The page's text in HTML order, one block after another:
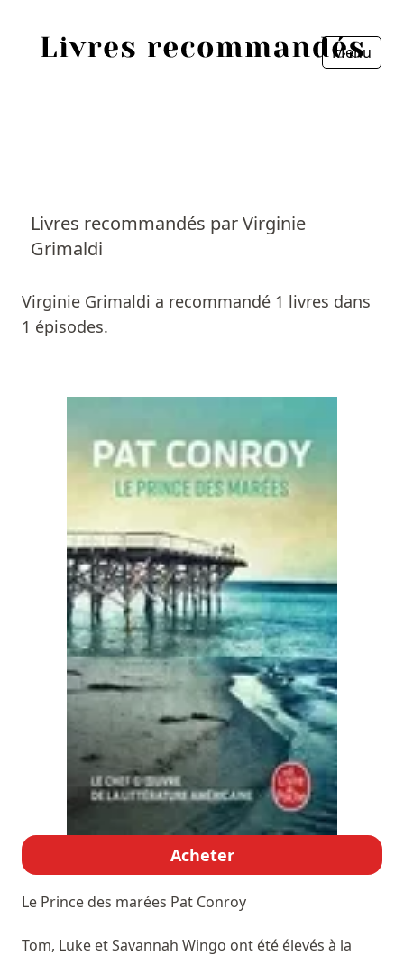
Menu
Livres recommandés par Virginie
Grimaldi
Virginie Grimaldi a recommandé 1 livres dans
1 épisodes.
Acheter
Le Prince des marées Pat Conroy
Tom, Luke et Savannah Wingo ont été élevés à la
Personnes
Livres
Prix littéraires
Fermer